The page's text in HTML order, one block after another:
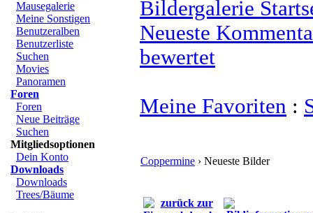
Mausegalerie
Meine Sonstigen
Benutzeralben
Benutzerliste
Suchen
Movies
Panoramen
Foren
Foren
Neue Beiträge
Suchen
Mitgliedsoptionen
Dein Konto
Downloads
Downloads
Trees/Bäume
Bildergalerie
Neueste
bewertet
Meine Favoriten :
Coppermine › Neueste Bilder